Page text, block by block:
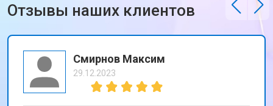
Отзывы наших клиентов
Смирнов Максим
29.12.2023